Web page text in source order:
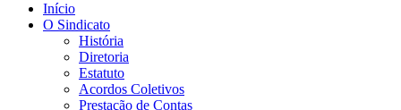
Início
O Sindicato
História
Diretoria
Estatuto
Acordos Coletivos
Prestação de Contas